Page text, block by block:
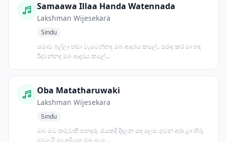
Samaawa Illaa Handa Watennada
Lakshman Wijesekara
Sindu
සමාව ඉල්ලා හඬා වැටෙන්නද ඔබ ආදරය කලේ.. පරාද කර මා හද
රිදවන්නද ඔබ ආදරය කලේ...
Oba Matatharuwaki
Lakshman Wijesekara
Sindu
ඔබ මට තරුවකි ඝනදුරු රැයකදි දිදුලන සඳ ලෙස ගුවන අරා ළා හිරු
මඩලයි මා අබියස ඔබ බැස...